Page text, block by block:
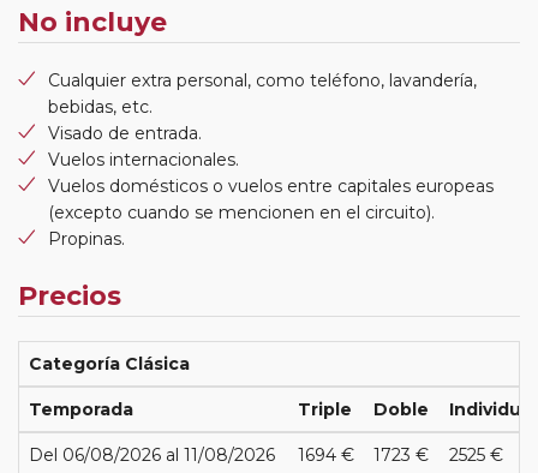
No incluye
Cualquier extra personal, como teléfono, lavandería,
bebidas, etc.
Visado de entrada.
Vuelos internacionales.
Vuelos domésticos o vuelos entre capitales europeas
(excepto cuando se mencionen en el circuito).
Propinas.
Precios
Categoría Clásica
Temporada Triple Doble Individual
Del 06/08/2026 al 11/08/2026 1694 € 1723 € 2525 €